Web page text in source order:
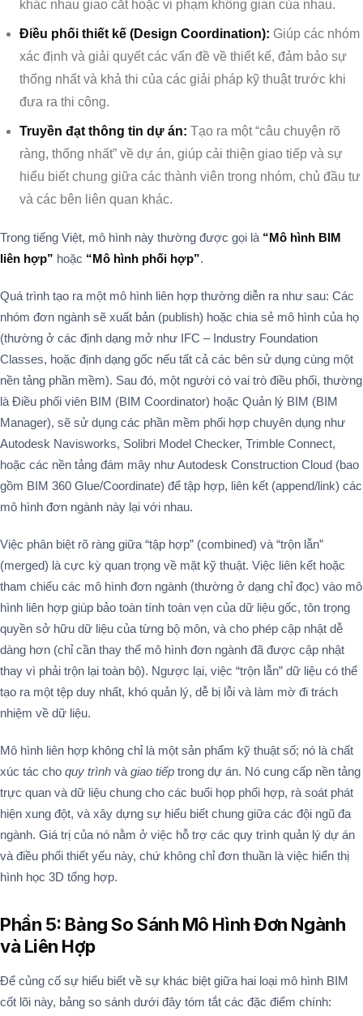
khác nhau giao cắt hoặc vi phạm không gian của nhau.
Điều phối thiết kế (Design Coordination): Giúp các nhóm
xác định và giải quyết các vấn đề về thiết kế, đảm bảo sự
thống nhất và khả thi của các giải pháp kỹ thuật trước khi
đưa ra thi công.
Truyền đạt thông tin dự án: Tạo ra một “câu chuyện rõ
ràng, thống nhất” về dự án, giúp cải thiện giao tiếp và sự
hiểu biết chung giữa các thành viên trong nhóm, chủ đầu tư
và các bên liên quan khác.
Trong tiếng Việt, mô hình này thường được gọi là “Mô hình BIM
liên hợp” hoặc “Mô hình phối hợp”.
Quá trình tạo ra một mô hình liên hợp thường diễn ra như sau: Các
nhóm đơn ngành sẽ xuất bản (publish) hoặc chia sẻ mô hình của họ
(thường ở các định dạng mở như IFC – Industry Foundation
Classes, hoặc định dạng gốc nếu tất cả các bên sử dụng cùng một
nền tảng phần mềm). Sau đó, một người có vai trò điều phối, thường
là Điều phối viên BIM (BIM Coordinator) hoặc Quản lý BIM (BIM
Manager), sẽ sử dụng các phần mềm phối hợp chuyên dụng như
Autodesk Navisworks, Solibri Model Checker, Trimble Connect,
hoặc các nền tảng đám mây như Autodesk Construction Cloud (bao
gồm BIM 360 Glue/Coordinate) để tập hợp, liên kết (append/link) các
mô hình đơn ngành này lại với nhau.
Việc phân biệt rõ ràng giữa “tập hợp” (combined) và “trộn lẫn”
(merged) là cực kỳ quan trọng về mặt kỹ thuật. Việc liên kết hoặc
tham chiếu các mô hình đơn ngành (thường ở dạng chỉ đọc) vào mô
hình liên hợp giúp bảo toàn tính toàn vẹn của dữ liệu gốc, tôn trọng
quyền sở hữu dữ liệu của từng bộ môn, và cho phép cập nhật dễ
dàng hơn (chỉ cần thay thế mô hình đơn ngành đã được cập nhật
thay vì phải trộn lại toàn bộ). Ngược lại, việc “trộn lẫn” dữ liệu có thể
tạo ra một tệp duy nhất, khó quản lý, dễ bị lỗi và làm mờ đi trách
nhiệm về dữ liệu.
Mô hình liên hợp không chỉ là một sản phẩm kỹ thuật số; nó là chất
xúc tác cho quy trình và giao tiếp trong dự án. Nó cung cấp nền tảng
trực quan và dữ liệu chung cho các buổi họp phối hợp, rà soát phát
hiện xung đột, và xây dựng sự hiểu biết chung giữa các đội ngũ đa
ngành. Giá trị của nó nằm ở việc hỗ trợ các quy trình quản lý dự án
và điều phối thiết yếu này, chứ không chỉ đơn thuần là việc hiển thị
hình học 3D tổng hợp.
Phần 5: Bảng So Sánh Mô Hình Đơn Ngành
và Liên Hợp
Để củng cố sự hiểu biết về sự khác biệt giữa hai loại mô hình BIM
cốt lõi này, bảng so sánh dưới đây tóm tắt các đặc điểm chính: